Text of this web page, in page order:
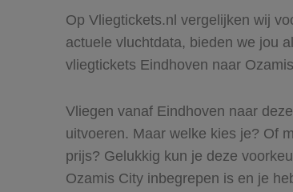
Op Vliegtickets.nl vergelijken wij
actuele vluchtdata, bieden we jou
vliegtickets Eindhoven naar
Vliegen vanaf Eindhoven naar
uitvoeren. Maar welke kies je? Of
prijs? Gelukkig kun je deze
Ozamis City inbegrepen is en je